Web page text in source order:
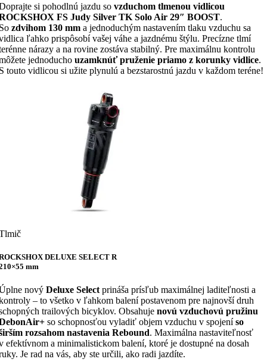
si pohodlnú jazdu so vzduchom tlmenou vidlicou
FS Judy Silver TK Solo Air 29″ BOOST.
zdvihom 130 mm a jednoduchým nastavením tlaku vzduchu sa
ľahko prispôsobí vašej váhe a jazdnému štýlu. Precízne tlmí
nárazy a na rovine zostáva stabilný. Pre maximálnu kontrolu
jednoducho uzamknúť pruženie priamo z korunky vidlice.
touto vidlicou si užite plynulú a bezstarostnú jazdu v každom teréne!
DELUXE SELECT R
mm
nový Deluxe Select prináša prísľub maximálnej laditeľnosti a
– to všetko v ľahkom balení postavenom pre najnovší druh
trailových bicyklov. Obsahuje novú vzduchovú pružinu
so schopnosťou vyladiť objem vzduchu v spojeníso
rozsahom nastavenia Rebound. Maximálna nastaviteľnosť
efektívnom a minimalistickom balení, ktoré je dostupné na dosah
Je rad na vás, aby ste určili, ako radi jazdíte.